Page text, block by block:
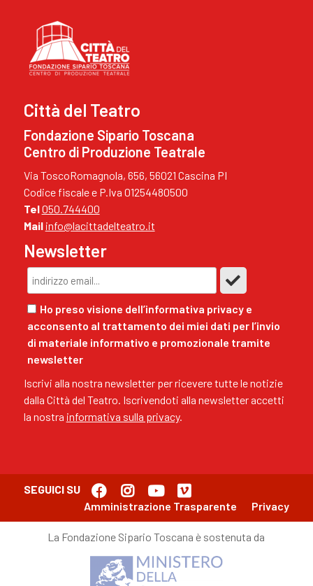
Città del Teatro
Fondazione Sipario Toscana
Centro di Produzione Teatrale
Via ToscoRomagnola, 656, 56021 Cascina PI
Codice fiscale e P.Iva 01254480500
Tel050.744400
Mail info@lacittadelteatro.it
Newsletter
Ho preso visione dell’informativa privacy e
acconsento al trattamento dei miei dati per l’invio
di materiale informativo e promozionale tramite
newsletter
Iscrivi alla nostra newsletter per ricevere tutte le notizie
dalla Città del Teatro. Iscrivendoti alla newsletter accetti
la nostra informativa sulla privacy.
SEGUICI SU
Amministrazione Trasparente
Privacy
La Fondazione Sipario Toscana è sostenuta da